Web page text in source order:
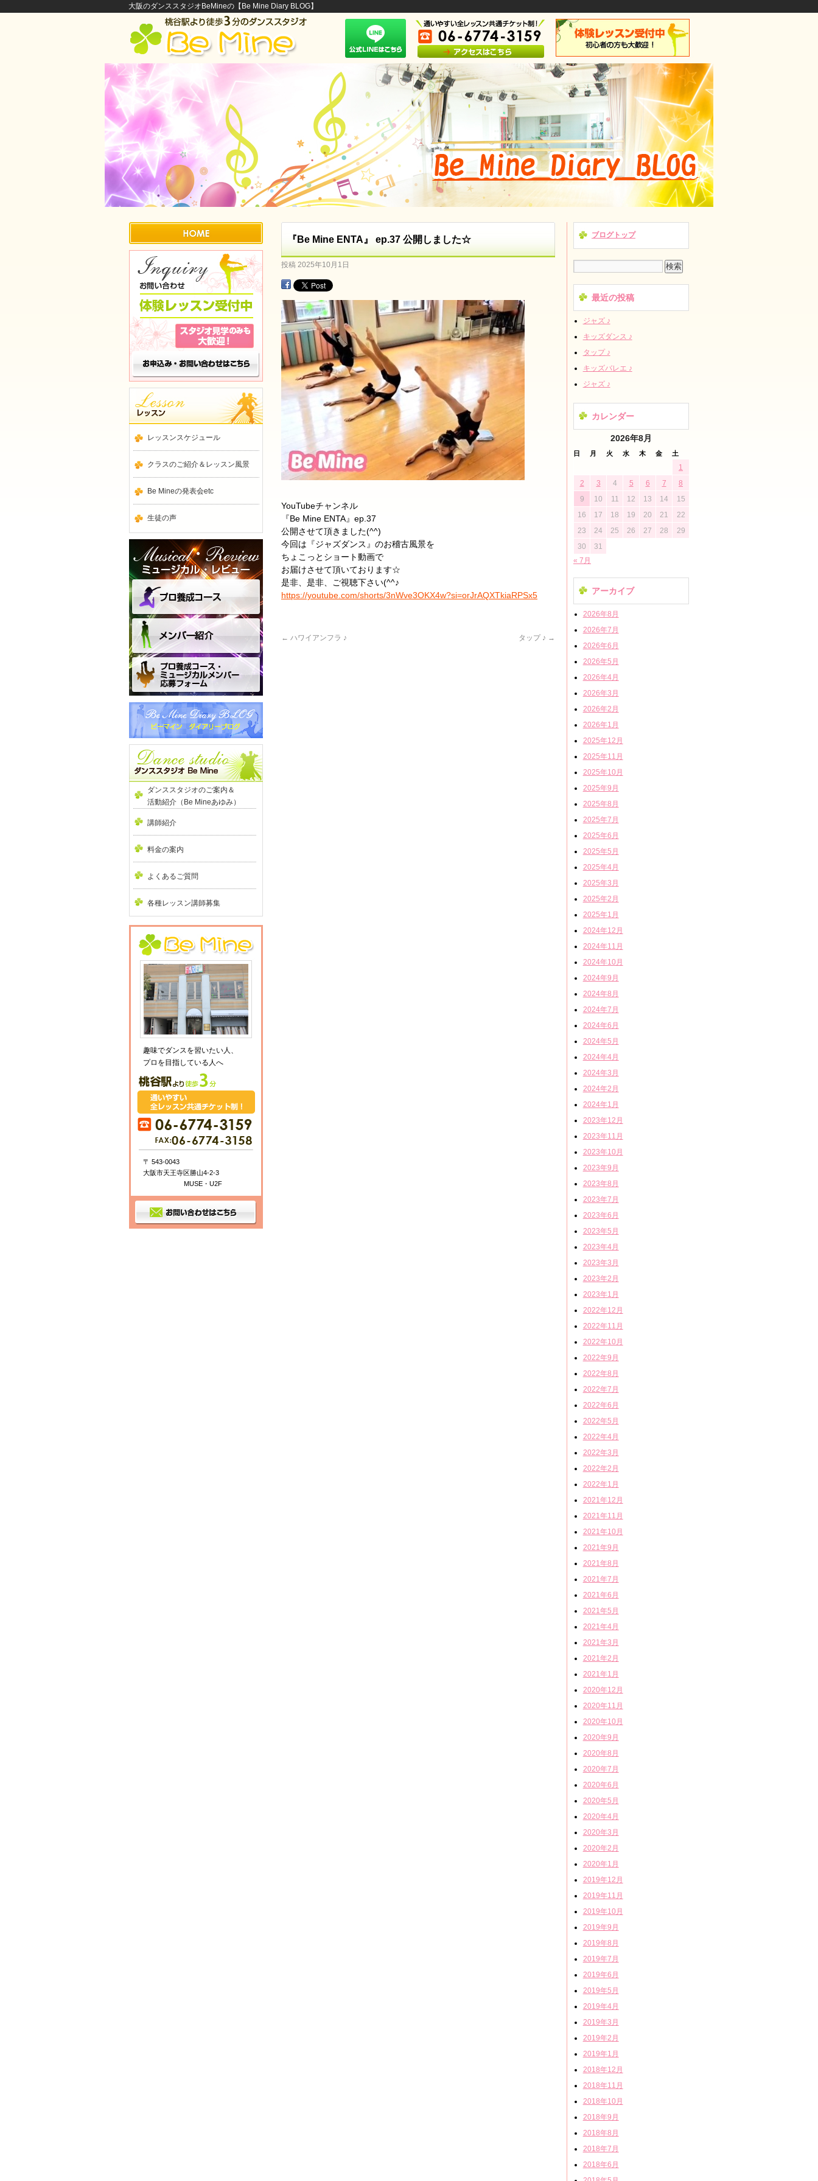
大阪のダンススタジオBeMineの【Be Mine Diary BLOG】
レッスンスケジュール
クラスのご紹介＆レッスン風景
Be Mineの発表会etc
生徒の声
ダンススタジオのご案内＆
活動紹介（Be Mineあゆみ）
講師紹介
料金の案内
よくあるご質問
各種レッスン講師募集
趣味でダンスを習いたい人、
プロを目指している人へ
〒 543-0043
大阪市天王寺区勝山4-2-3
MUSE・U2F
ブログトップ
最近の投稿
ジャズ ♪
キッズダンス ♪
タップ ♪
キッズバレエ ♪
ジャズ ♪
カレンダー
2026年8月
日 月 火 水 木 金 土
« 7月
1
2
3 4 5 6 7
8
9
10 11 12 13 14
15
16
17 18 19 20 21
22
23
24 25 26 27 28
29
30
31
アーカイブ
2026年8月
2026年7月
2026年6月
2026年5月
2026年4月
2026年3月
2026年2月
2026年1月
2025年12月
2025年11月
2025年10月
2025年9月
2025年8月
2025年7月
2025年6月
2025年5月
2025年4月
2025年3月
2025年2月
2025年1月
2024年12月
2024年11月
2024年10月
2024年9月
2024年8月
2024年7月
2024年6月
2024年5月
2024年4月
2024年3月
2024年2月
2024年1月
2023年12月
2023年11月
2023年10月
2023年9月
2023年8月
2023年7月
2023年6月
2023年5月
2023年4月
2023年3月
2023年2月
2023年1月
2022年12月
2022年11月
2022年10月
2022年9月
2022年8月
2022年7月
2022年6月
2022年5月
2022年4月
2022年3月
2022年2月
2022年1月
2021年12月
2021年11月
2021年10月
2021年9月
2021年8月
2021年7月
2021年6月
2021年5月
2021年4月
2021年3月
2021年2月
2021年1月
2020年12月
2020年11月
2020年10月
2020年9月
2020年8月
2020年7月
2020年6月
2020年5月
2020年4月
2020年3月
2020年2月
2020年1月
2019年12月
2019年11月
2019年10月
2019年9月
2019年8月
2019年7月
2019年6月
2019年5月
2019年4月
2019年3月
2019年2月
2019年1月
2018年12月
2018年11月
2018年10月
2018年9月
2018年8月
2018年7月
2018年6月
『Be Mine ENTA』 ep.37 公開しました☆
投稿 2025年10月1日
YouTubeチャンネル
『Be Mine ENTA』ep.37
公開させて頂きました(^^)
今回は『ジャズダンス』のお稽古風景を
ちょこっとショート動画で
お届けさせて頂いております☆
是非、是非、ご視聴下さい(^^♪
https://youtube.com/shorts/3nWve3OKX4w?si=orJrAQXTkiaRPSx5
← ハワイアンフラ ♪ タップ ♪ →